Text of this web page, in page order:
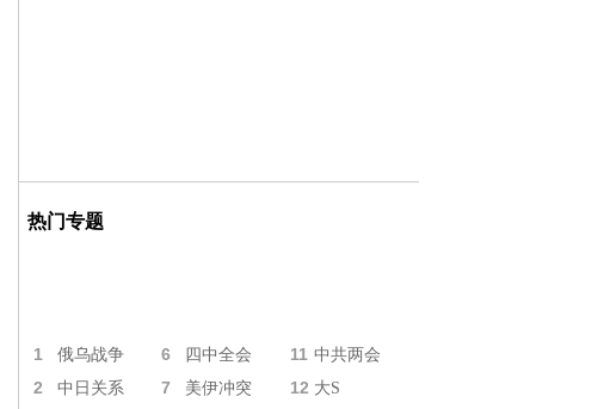
热门专题
1 俄乌战争 6 四中全会 11 中共两会
2 中日关系 7 美伊冲突 12 大S